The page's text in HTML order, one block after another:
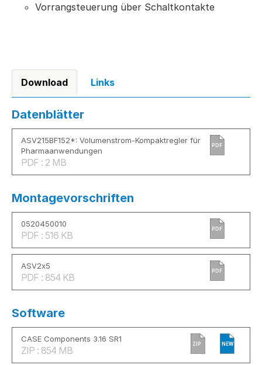
Vorrangsteuerung über Schaltkontakte
Download Links
Datenblätter
ASV215BF152*: Volumenstrom-Kompaktregler für
Pharmaanwendungen
PDF : 2 MB
PDF
Montagevorschriften
0520450010
PDF : 516 KB
PDF
ASV2x5
PDF : 854 KB
PDF
Software
CASE Components 3.16 SR1
ZIP : 854 MB
ZIP NEW